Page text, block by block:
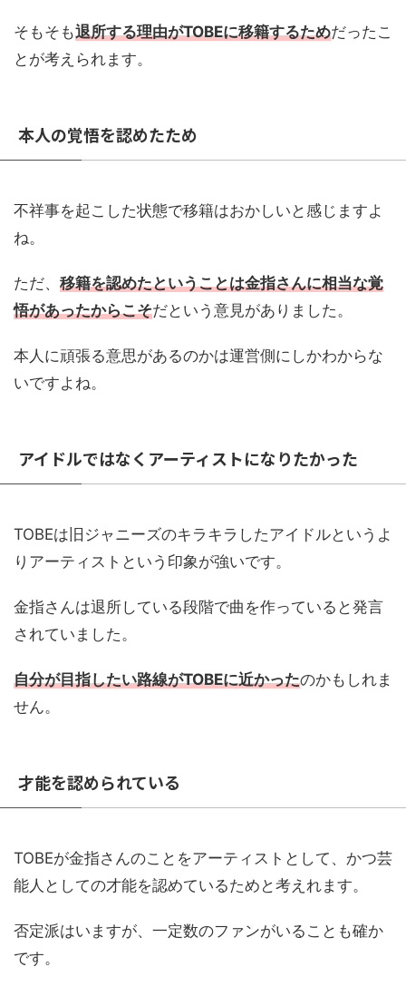
そもそも退所する理由がTOBEに移籍するためだったこ
とが考えられます。
本人の覚悟を認めたため
不祥事を起こした状態で移籍はおかしいと感じますよ
ね。
ただ、 移籍を認めたということは金指さんに相当な覚
悟があったからこそだという意見がありました。
本人に頑張る意思があるのかは運営側にしかわからな
いですよね。
アイドルではなくアーティストになりたかった
TOBEは旧ジャニーズのキラキラしたアイドルというよ
りアーティストという印象が強いです。
金指さんは退所している段階で曲を作っていると発言
されていました。
自分が目指したい路線がTOBEに近かったのかもしれま
せん。
才能を認められている
TOBEが金指さんのことをアーティストとして、かつ芸
能人としての才能を認めているためと考えれます。
否定派はいますが、一定数のファンがいることも確か
です。